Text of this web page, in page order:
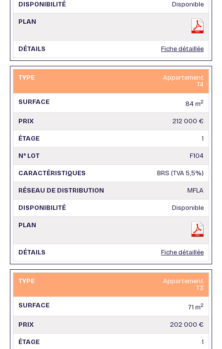
Disponible
Fiche détaillée
Appartement
T4
84 m2
212 000 €
1
F104
BRS (TVA 5,5%)
MFLA
Disponible
Fiche détaillée
Appartement
T3
71 m2
202 000 €
1